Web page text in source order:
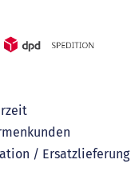
/ Ersatzlieferung